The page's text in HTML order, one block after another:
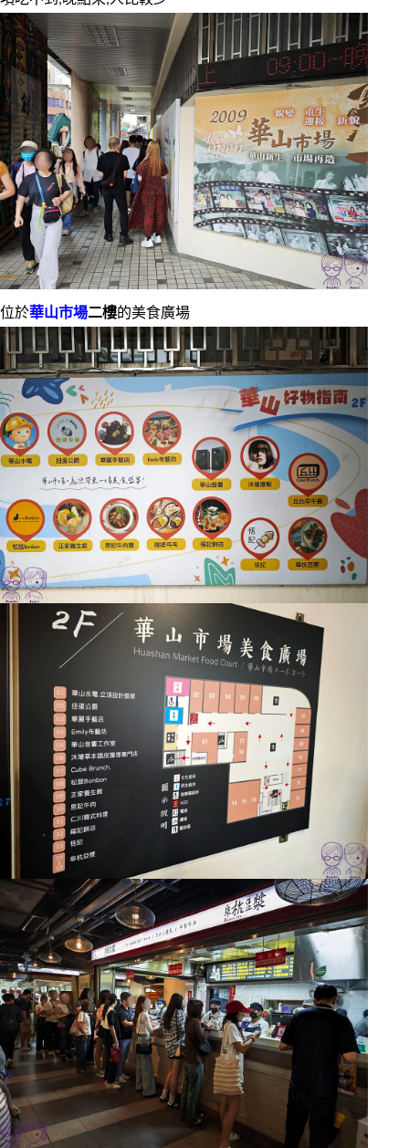
位於華山市場二樓的美食廣場